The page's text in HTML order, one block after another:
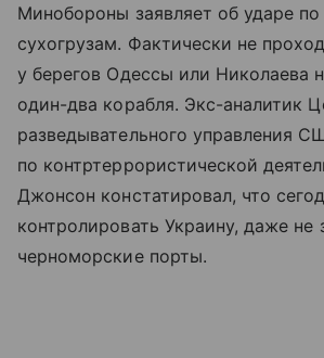
Минобороны заявляет об ударе
сухогрузам. Фактически не
у берегов Одессы или Николаева
один-два корабля. Экс-аналитик
разведывательного управления
по контртеррористической
Джонсон констатировал, что
контролировать Украину, даже не
черноморские порты.